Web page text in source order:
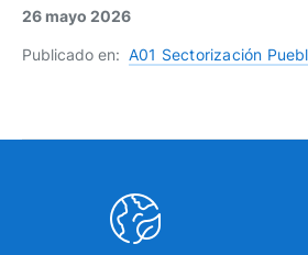
26 mayo 2026
Publicado en: A01 Sectorización